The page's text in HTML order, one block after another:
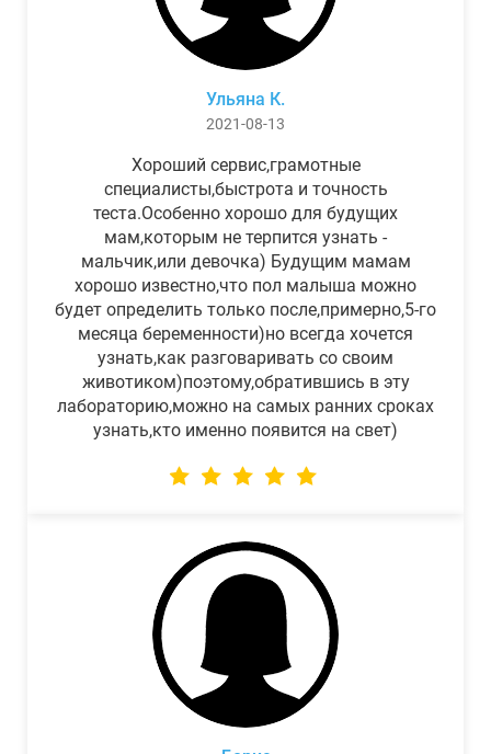
Ульяна К.
2021-08-13
Хороший сервис,грамотные
специалисты,быстрота и точность
теста.Особенно хорошо для будущих
мам,которым не терпится узнать -
мальчик,или девочка) Будущим мамам
хорошо известно,что пол малыша можно
будет определить только после,примерно,5-го
месяца беременности)но всегда хочется
узнать,как разговаривать со своим
животиком)поэтому,обратившись в эту
лабораторию,можно на самых ранних сроках
узнать,кто именно появится на свет)